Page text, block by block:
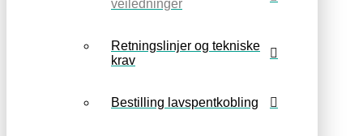
veiledninger
Retningslinjer og tekniske
krav
Bestilling lavspentkobling